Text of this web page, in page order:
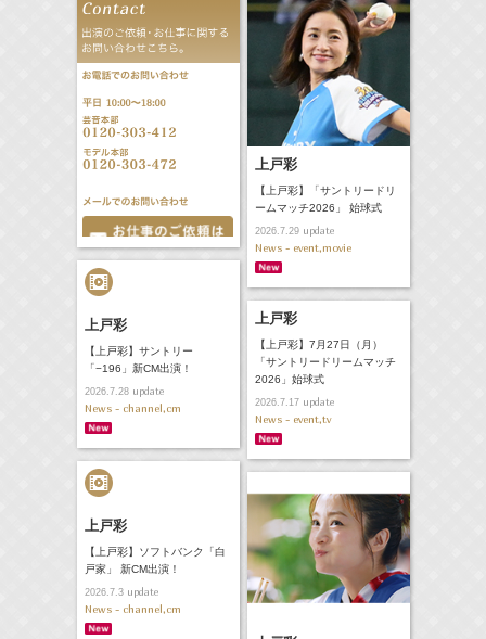
上戸彩
【上戸彩】「サントリードリ
ームマッチ2026」 始球式
2026.7.29update
News - event,movie
上戸彩
【上戸彩】サントリー
「−196」新CM出演！
2026.7.28update
News - channel,cm
上戸彩
【上戸彩】7月27日（月）
「サントリードリームマッチ
2026」始球式
2026.7.17update
News - event,tv
上戸彩
【上戸彩】ソフトバンク「白
戸家」 新CM出演！
2026.7.3update
News - channel,cm